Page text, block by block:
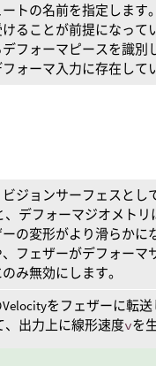
トの名前を指定します
ることが前提になって
フォーマピースを識別
ォーマ入力に存在して
ジョンサーフェスとし
デフォーマジオメト
の変形がより滑らかに
フェザーがデフォーマ
み無効にします。
をフェザーに転
出力上に線形速度vを